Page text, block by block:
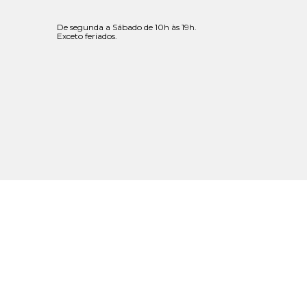
De segunda a Sábado de 10h às 19h.
Exceto feriados.